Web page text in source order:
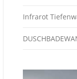
Infrarot